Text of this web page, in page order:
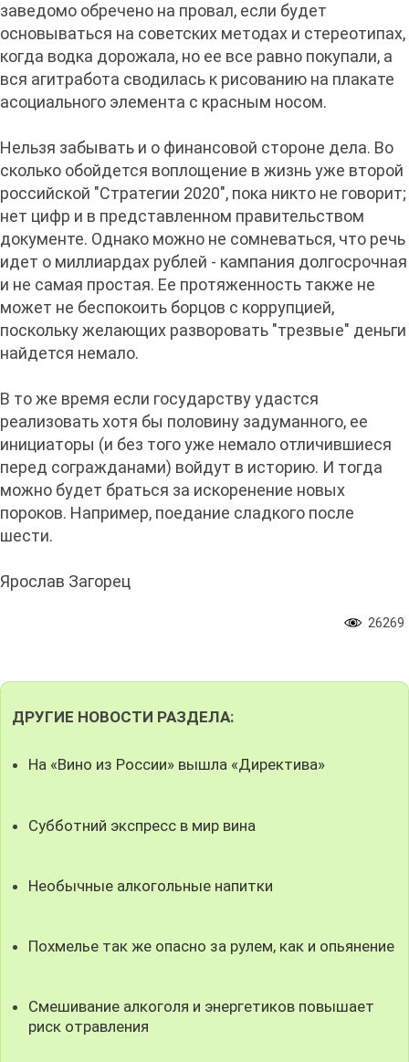
заведомо обречено на провал, если будет
основываться на советских методах и стереотипах,
когда водка дорожала, но ее все равно покупали, а
вся агитработа сводилась к рисованию на плакате
асоциального элемента с красным носом.
Нельзя забывать и о финансовой стороне дела. Во
сколько обойдется воплощение в жизнь уже второй
российской "Стратегии 2020", пока никто не говорит;
нет цифр и в представленном правительством
документе. Однако можно не сомневаться, что речь
идет о миллиардах рублей - кампания долгосрочная
и не самая простая. Ее протяженность также не
может не беспокоить борцов с коррупцией,
поскольку желающих разворовать "трезвые" деньги
найдется немало.
В то же время если государству удастся
реализовать хотя бы половину задуманного, ее
инициаторы (и без того уже немало отличившиеся
перед согражданами) войдут в историю. И тогда
можно будет браться за искоренение новых
пороков. Например, поедание сладкого после
шести.
Ярослав Загорец
26269
ДРУГИЕ НОВОСТИ РАЗДЕЛА:
На «Вино из России» вышла «Директива»
Субботний экспресс в мир вина
Необычные алкогольные напитки
Похмелье так же опасно за рулем, как и опьянение
Смешивание алкоголя и энергетиков повышает
риск отравления